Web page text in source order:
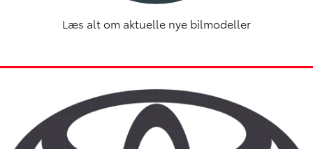
Læs alt om aktuelle nye bilmodeller